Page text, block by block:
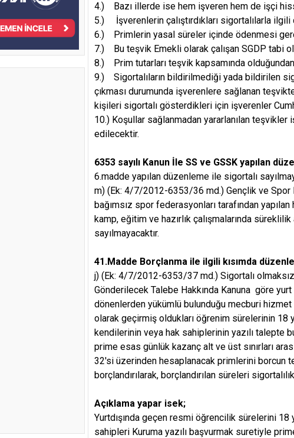
4.) Bazı illerde ise hem işveren hem de işçi
5.) İşverenlerin çalıştırdıkları sigortalılarla
6.) Primlerin yasal süreler içinde ödenmesi
7.) Bu teşvik Emekli olarak çalışan SGDP tabi
8.) Prim tutarları teşvik kapsamında
9.) Sigortalıların bildirilmediği yada bildirilen
çıkması durumunda işverenlere sağlanan
kişileri sigortalı gösterdikleri için işverenler
10.) Koşullar sağlanmadan yararlanılan
edilecektir.
6353 sayılı Kanun İle SS ve GSSK yapılan
6.madde yapılan düzenleme ile sigortalı
m) (Ek: 4/7/2012-6353/36 md.) Gençlik ve Spor
bağımsız spor federasyonları tarafından
kamp, eğitim ve hazırlık çalışmalarında
sayılmayacaktır.
41.Madde Borçlanma ile ilgili kısımda
j) (Ek: 4/7/2012-6353/37 md.) Sigortalı
Gönderilecek Talebe Hakkında Kanuna göre
dönenlerden yükümlü bulunduğu mecburi hizmet
olarak geçirmiş oldukları öğrenim sürelerinin 18
kendilerinin veya hak sahiplerinin yazılı talepte
prime esas günlük kazanç alt ve üst sınırları
32'si üzerinden hesaplanacak primlerini borcun
borçlandırılarak, borçlandırılan süreleri
Açıklama yapar isek;
Yurtdışında geçen resmi öğrencilik sürelerini
sahipleri Kuruma yazılı başvurmak suretiyle